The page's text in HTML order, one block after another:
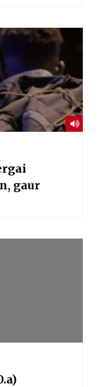
gaur